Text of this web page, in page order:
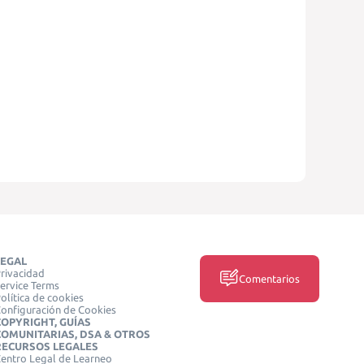
Terms
de cookies
de Cookies
GUÍAS
DSA & OTROS
LEGALES
Legal de Learneo
Comentarios